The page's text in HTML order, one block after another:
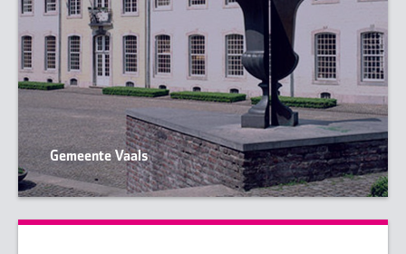
Gemeente Vaals